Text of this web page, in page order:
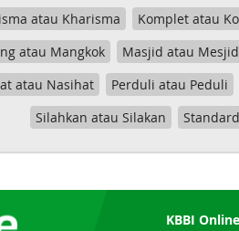
atau Kharisma
Komplet atau
atau Mangkok
Masjid atau Mesjid
atau Nasihat
Perduli atau Peduli
Silahkan atau Silakan
KBBI Online